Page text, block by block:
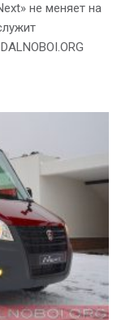
не меняет на